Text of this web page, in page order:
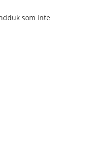
som inte